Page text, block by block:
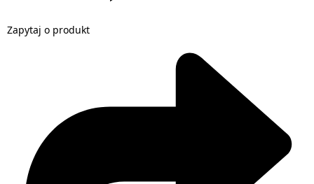
Zapytaj o produkt